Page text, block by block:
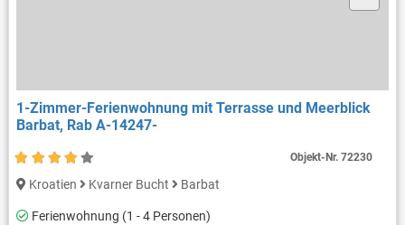
1-Zimmer-Ferienwohnung mit Terrasse und Meerblick
Barbat, Rab A-14247-
Kroatien Kvarner Bucht Barbat
Ferienwohnung (1 - 4 Personen)
Objekt-Nr.72230